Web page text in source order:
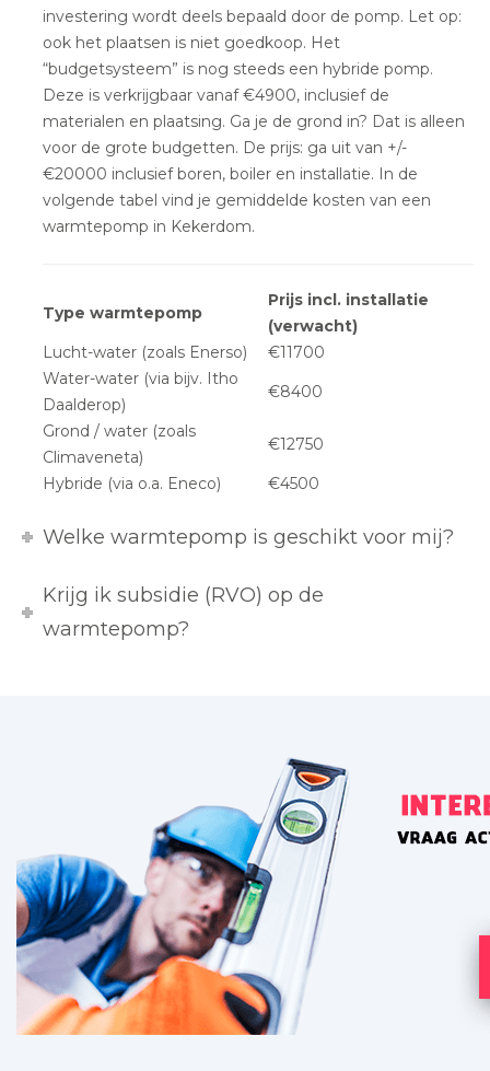
investering wordt deels bepaald door de pomp. Let op:
ook het plaatsen is niet goedkoop. Het
“budgetsysteem” is nog steeds een hybride pomp.
Deze is verkrijgbaar vanaf €4900, inclusief de
materialen en plaatsing. Ga je de grond in? Dat is alleen
voor de grote budgetten. De prijs: ga uit van +/-
€20000 inclusief boren, boiler en installatie. In de
volgende tabel vind je gemiddelde kosten van een
warmtepomp in Kekerdom.
Type warmtepomp
Prijs incl. installatie
(verwacht)
Lucht-water (zoals Enerso)
€11700
Water-water (via bijv. Itho
Daalderop)
€8400
Grond / water (zoals
Climaveneta)
€12750
Hybride (via o.a. Eneco)
€4500
Welke warmtepomp is geschikt voor mij?
Krijg ik subsidie (RVO) op de
warmtepomp?